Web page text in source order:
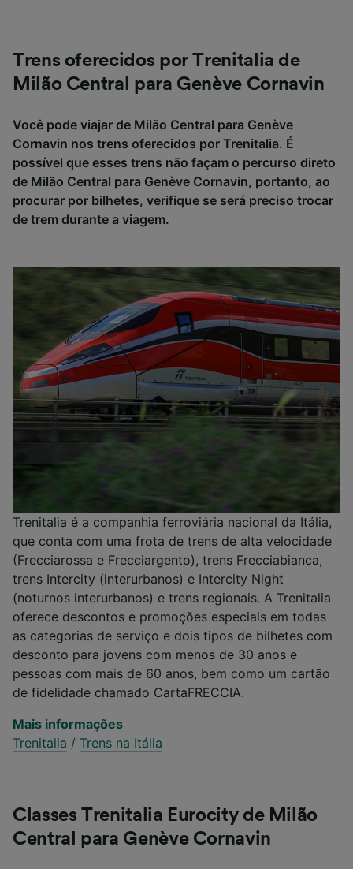
Trens oferecidos por Trenitalia de
Milão Central para Genève Cornavin
Você pode viajar de Milão Central para Genève
Cornavin nos trens oferecidos por Trenitalia. É
possível que esses trens não façam o percurso direto
de Milão Central para Genève Cornavin, portanto, ao
procurar por bilhetes, verifique se será preciso trocar
de trem durante a viagem.
Trenitalia é a companhia ferroviária nacional da Itália,
que conta com uma frota de trens de alta velocidade
(Frecciarossa e Frecciargento), trens Frecciabianca,
trens Intercity (interurbanos) e Intercity Night
(noturnos interurbanos) e trens regionais. A Trenitalia
oferece descontos e promoções especiais em todas
as categorias de serviço e dois tipos de bilhetes com
desconto para jovens com menos de 30 anos e
pessoas com mais de 60 anos, bem como um cartão
de fidelidade chamado CartaFRECCIA.
Mais informações
Trenitalia / Trens na Itália
Classes Trenitalia Eurocity de Milão
Central para Genève Cornavin